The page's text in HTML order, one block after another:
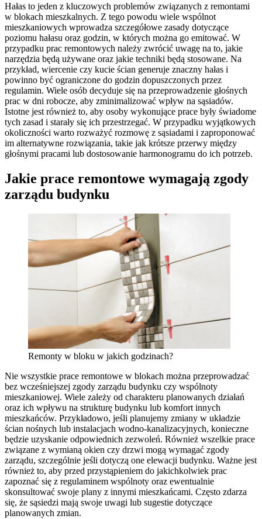
Hałas to jeden z kluczowych problemów związanych z remontami
w blokach mieszkalnych. Z tego powodu wiele wspólnot
mieszkaniowych wprowadza szczegółowe zasady dotyczące
poziomu hałasu oraz godzin, w których można go emitować. W
przypadku prac remontowych należy zwrócić uwagę na to, jakie
narzędzia będą używane oraz jakie techniki będą stosowane. Na
przykład, wiercenie czy kucie ścian generuje znaczny hałas i
powinno być ograniczone do godzin dopuszczonych przez
regulamin. Wiele osób decyduje się na przeprowadzenie głośnych
prac w dni robocze, aby zminimalizować wpływ na sąsiadów.
Istotne jest również to, aby osoby wykonujące prace były świadome
tych zasad i starały się ich przestrzegać. W przypadku wyjątkowych
okoliczności warto rozważyć rozmowę z sąsiadami i zaproponować
im alternatywne rozwiązania, takie jak krótsze przerwy między
głośnymi pracami lub dostosowanie harmonogramu do ich potrzeb.
Jakie prace remontowe wymagają zgody
zarządu budynku
Remonty w bloku w jakich godzinach?
Nie wszystkie prace remontowe w blokach można przeprowadzać
bez wcześniejszej zgody zarządu budynku czy wspólnoty
mieszkaniowej. Wiele zależy od charakteru planowanych działań
oraz ich wpływu na strukturę budynku lub komfort innych
mieszkańców. Przykładowo, jeśli planujemy zmiany w układzie
ścian nośnych lub instalacjach wodno-kanalizacyjnych, konieczne
będzie uzyskanie odpowiednich zezwoleń. Również wszelkie prace
związane z wymianą okien czy drzwi mogą wymagać zgody
zarządu, szczególnie jeśli dotyczą one elewacji budynku. Ważne jest
również to, aby przed przystąpieniem do jakichkolwiek prac
zapoznać się z regulaminem wspólnoty oraz ewentualnie
skonsultować swoje plany z innymi mieszkańcami. Często zdarza
się, że sąsiedzi mają swoje uwagi lub sugestie dotyczące
planowanych zmian.